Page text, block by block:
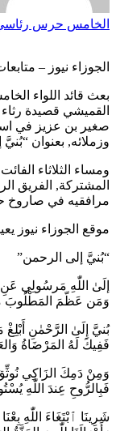
الخامس حرس
الجوزاء نيوز –
بعث قائد اللواء
القميشي قصيدة رثاء
صغير بن عزيز في
وزملائه, بعنوان
ومساء الثلاثاء
المشتركة, الفريق
مرافقيه في صاروخ
موقع الجوزاء نيوز
“بُنيَّ إلى الرحمن”
إلَىٰ اللّٰهِ مَرسُولِي عَنِ
وَمَن عَظّمَ المَطْلُوبَ
بُنيَّ إِلَىٰ الرَّحْمٰنِ
فَفِيكَ لَهُ المَرْضَاةُ
وَمِنْ دَمِكَ الزَاكِي
فَبِالرُّوحِ عِندَ اللّٰهِ
شَرِينَا ٱبْتَغَاءَ اللّٰهِ